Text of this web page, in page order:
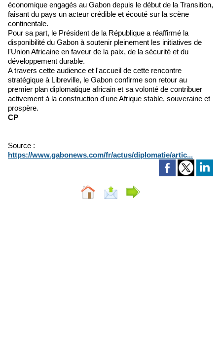
économique engagés au Gabon depuis le début de la Transition,
faisant du pays un acteur crédible et écouté sur la scène
continentale.
Pour sa part, le Président de la République a réaffirmé la
disponibilité du Gabon à soutenir pleinement les initiatives de
l'Union Africaine en faveur de la paix, de la sécurité et du
développement durable.
A travers cette audience et l'accueil de cette rencontre
stratégique à Libreville, le Gabon confirme son retour au
premier plan diplomatique africain et sa volonté de contribuer
activement à la construction d'une Afrique stable, souveraine et
prospère.
CP
Source :
https://www.gabonews.com/fr/actus/diplomatie/artic...